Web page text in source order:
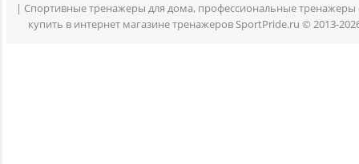
| Спортивные тренажеры для дома, профессиональные тренажеры
купить в интернет магазине тренажеров SportPride.ru © 2013-